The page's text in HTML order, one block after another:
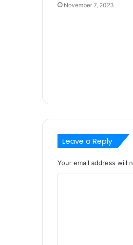
November 7, 2023
Leave a Reply
Your email address will